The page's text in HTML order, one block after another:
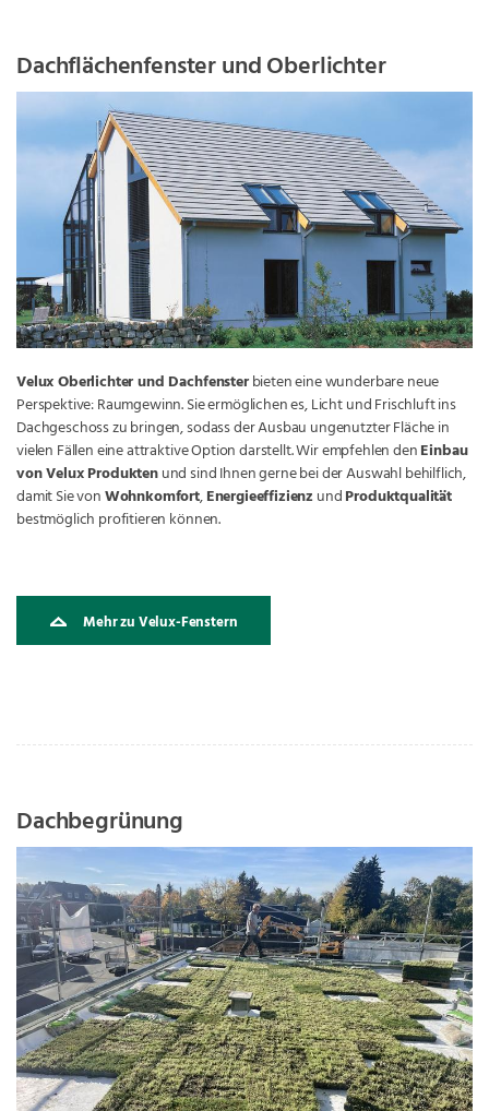
Dachflächenfenster und Oberlichter
Velux Oberlichter und Dachfensterbieten eine wunderbare neue
Perspektive: Raumgewinn. Sie ermöglichen es, Licht und Frischluft ins
Dachgeschoss zu bringen, sodass der Ausbau ungenutzter Fläche in
vielen Fällen eine attraktive Option darstellt. Wir empfehlen denEinbau
von Velux Produktenund sind Ihnen gerne bei der Auswahl behilflich,
damit Sie vonWohnkomfort,EnergieeffizienzundProduktqualität
bestmöglich profitieren können.
Mehr zu Velux-Fenstern
Dachbegrünung